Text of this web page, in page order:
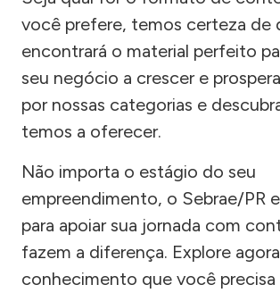
você prefere, temos certeza de
encontrará o material perfeito
seu negócio a crescer e
por nossas categorias e
temos a oferecer.
Não importa o estágio do seu
empreendimento, o Sebrae/PR
para apoiar sua jornada com
fazem a diferença. Explore
conhecimento que você precisa